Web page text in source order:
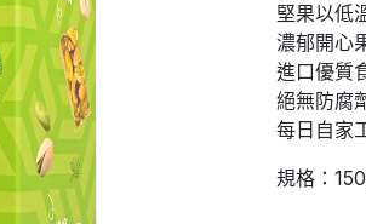
堅果以低
濃郁開心
進口優質
絕無防腐
每日自家
規格：